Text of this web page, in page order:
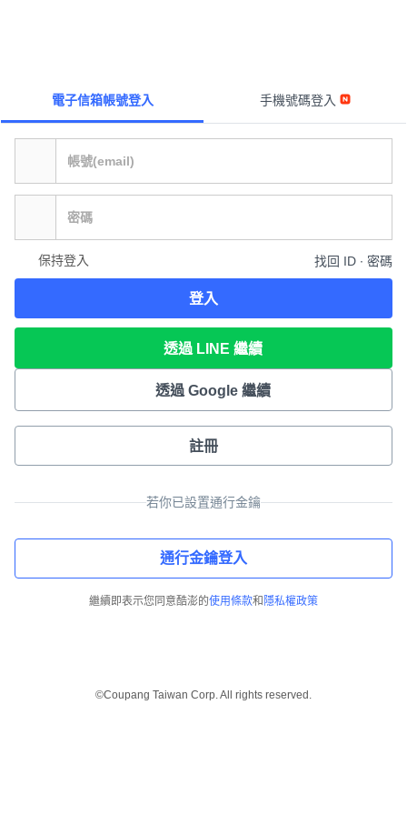
電子信箱帳號登入 手機號碼登入
保持登入 找回 ID ∙ 密碼
登入
透過 LINE 繼續
透過 Google 繼續
註冊
若你已設置通行金鑰
通行金鑰登入
繼續即表示您同意酷澎的使用條款和 隱私權政策
©Coupang Taiwan Corp. All rights reserved.